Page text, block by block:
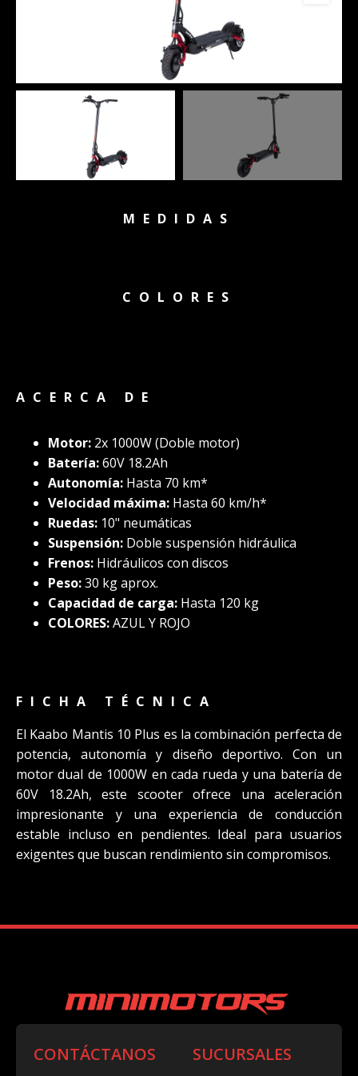
MEDIDAS
COLORES
ACERCA DE
Motor: 2x 1000W (Doble motor)
Batería:60V 18.2Ah
Autonomía: Hasta 70 km*
Velocidad máxima: Hasta 60 km/h*
Ruedas: 10" neumáticas
Suspensión: Doble suspensión hidráulica
Frenos: Hidráulicos con discos
Peso:30 kg aprox.
Capacidad de carga: Hasta 120 kg
COLORES:AZUL Y ROJO
FICHA TÉCNICA
El Kaabo Mantis 10 Plus es la combinación perfecta de
potencia, autonomía y diseño deportivo. Con un
motor dual de 1000W en cada rueda y una batería de
60V 18.2Ah, este scooter ofrece una aceleración
impresionante y una experiencia de conducción
estable incluso en pendientes. Ideal para usuarios
exigentes que buscan rendimiento sin compromisos.
CONTÁCTANOS SUCURSALES